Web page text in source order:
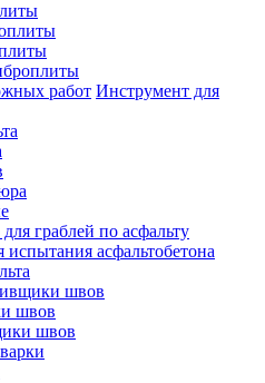
Инструмент для
граблей по асфальту
асфальтобетона
швов
швов
швов